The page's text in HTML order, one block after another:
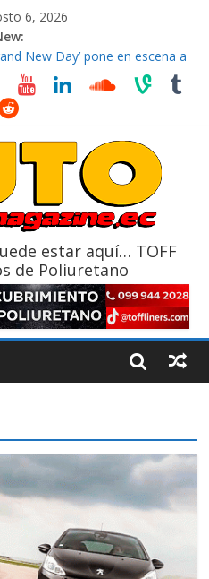
6, 2026
protagonismo a la hora de
New Day’ pone en escena a
47ª, recorre 7 provincias en 8
para cubrir las rutas de La
estar aquí… TOFF
de Poliuretano